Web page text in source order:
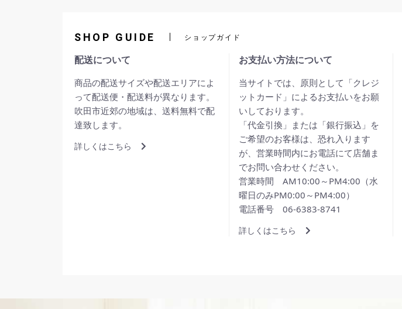
SHOP GUIDE ショップガイド
配送について
商品の配送サイズや配送エリアによ
って配送便・配送料が異なります。
吹田市近郊の地域は、送料無料で配
達致します。
詳しくはこちら
お支払い方法について
当サイトでは、原則として「クレジ
ットカード」によるお支払いをお願
いしております。
「代金引換」または「銀行振込」を
ご希望のお客様は、恐れ入ります
が、営業時間内にお電話にて店舗ま
でお問い合わせください。
営業時間 AM10:00～PM4:00（水
曜日のみPM0:00～PM4:00）
電話番号 06-6383-8741
詳しくはこちら